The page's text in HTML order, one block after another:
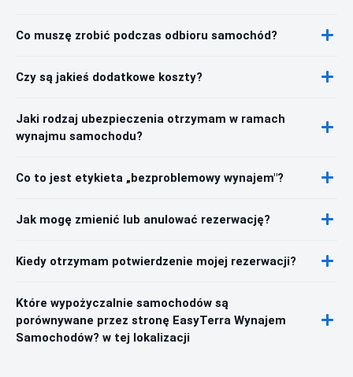
Co muszę zrobić podczas odbioru samochód?
Czy są jakieś dodatkowe koszty?
Jaki rodzaj ubezpieczenia otrzymam w ramach
wynajmu samochodu?
Co to jest etykieta „bezproblemowy wynajem"?
Jak mogę zmienić lub anulować rezerwację?
Kiedy otrzymam potwierdzenie mojej rezerwacji?
Które wypożyczalnie samochodów są
porównywane przez stronę EasyTerra Wynajem
Samochodów? w tej lokalizacji